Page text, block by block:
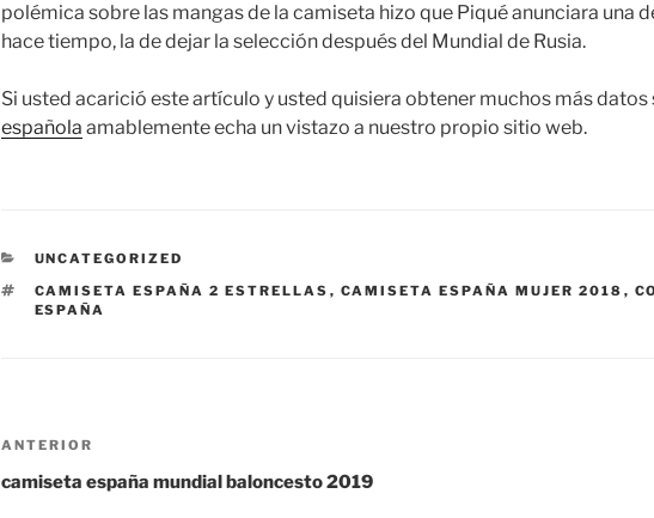
polémica sobre las mangas de la camiseta hizo que Piqué anunciara una
hace tiempo, la de dejar la selección después del Mundial de Rusia.
Si usted acarició este artículo y usted quisiera obtener muchos más datos
española amablemente echa un vistazo a nuestro propio sitio web.
CATEGORÍAS
UNCATEGORIZED
ETIQUETAS
CAMISETA ESPAÑA 2 ESTRELLAS , CAMISETA ESPAÑA MUJER 2018 ,
ESPAÑA
Navegación
de
Entrada
anterior:
ANTERIOR
camiseta españa mundial baloncesto 2019